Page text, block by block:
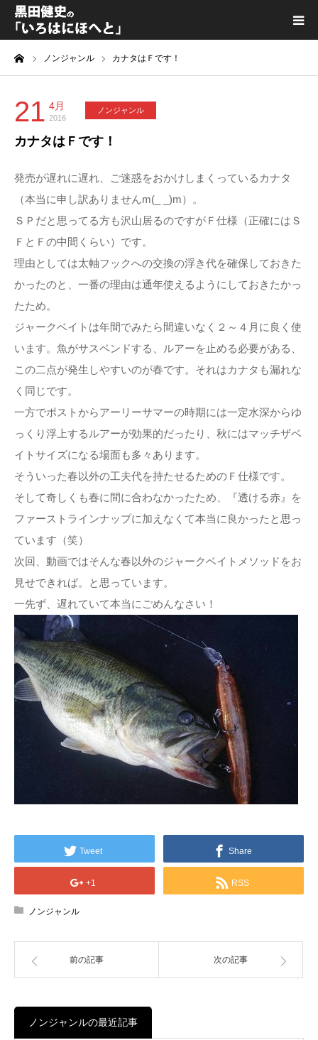
ノンジャンル カナタはＦです！
21 4月
2016
ノンジャンル
カナタはＦです！
発売が遅れに遅れ、ご迷惑をおかけしまくっているカナタ
（本当に申し訳ありませんm(_ _)m）。
ＳＰだと思ってる方も沢山居るのですがＦ仕様（正確にはＳ
ＦとＦの中間くらい）です。
理由としては太軸フックへの交換の浮き代を確保しておきた
かったのと、一番の理由は通年使えるようにしておきたかっ
たため。
ジャークベイトは年間でみたら間違いなく２～４月に良く使
います。魚がサスペンドする、ルアーを止める必要がある、
この二点が発生しやすいのが春です。それはカナタも漏れな
く同じです。
一方でポストからアーリーサマーの時期には一定水深からゆ
っくり浮上するルアーが効果的だったり、秋にはマッチザベ
イトサイズになる場面も多々あります。
そういった春以外の工夫代を持たせるためのＦ仕様です。
そして奇しくも春に間に合わなかったため、『透ける赤』を
ファーストラインナップに加えなくて本当に良かったと思っ
ています（笑）
次回、動画ではそんな春以外のジャークベイトメソッドをお
見せできれば。と思っています。
一先ず、遅れていて本当にごめんなさい！
Tweet Share
+1 RSS
ノンジャンル
前の記事 次の記事
ノンジャンルの最近記事
黒田健史プロフィール
カテゴリ一覧
喫茶KURODA
YouTube｜Kuro channel
メディア出演
プライバシーポリシー